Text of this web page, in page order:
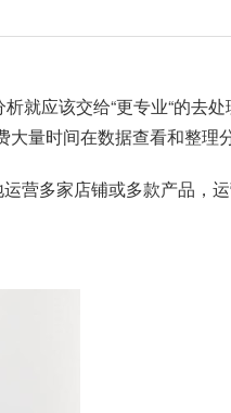
就应该交给“更专业“的去
量时间在数据查看和整理分
营多家店铺或多款产品，